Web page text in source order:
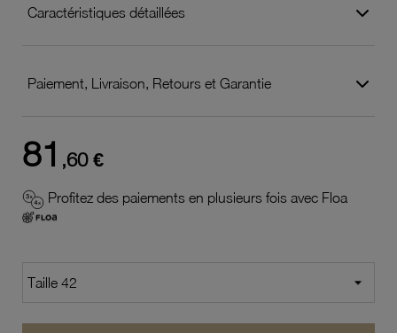
Caractéristiques détaillées
Paiement, Livraison, Retours et Garantie
81 ,60 €
Profitez des paiements en plusieurs fois avec Floa